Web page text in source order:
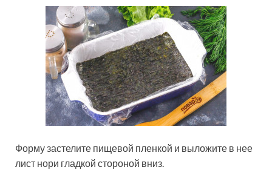
Форму застелите пищевой пленкой и выложите в нее
лист нори гладкой стороной вниз.